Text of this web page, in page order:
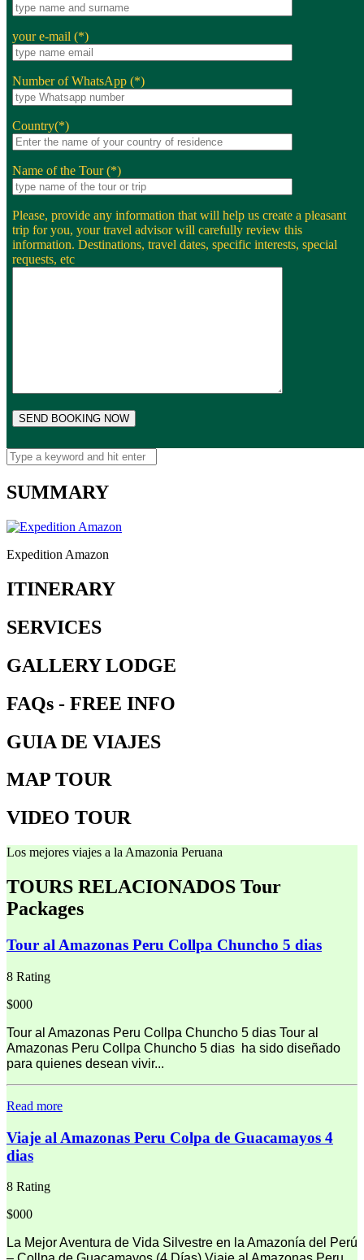
your e-mail (*)
Number of WhatsApp (*)
Country(*)
Name of the Tour (*)
Please, provide any information that will help us create a pleasant
trip for you, your travel advisor will carefully review this
information. Destinations, travel dates, specific interests, special
requests, etc
SUMMARY
Expedition Amazon
ITINERARY
SERVICES
GALLERY LODGE
FAQs - FREE INFO
GUIA DE VIAJES
MAP TOUR
VIDEO TOUR
Los mejores viajes a la Amazonia Peruana
TOURS RELACIONADOS Tour
Packages
Tour al Amazonas Peru Collpa Chuncho 5 dias
8 Rating
$000
Tour al Amazonas Peru Collpa Chuncho 5 dias Tour al
Amazonas Peru Collpa Chuncho 5 dias ha sido diseñado
para quienes desean vivir...
Read more
Viaje al Amazonas Peru Colpa de Guacamayos 4
dias
8 Rating
$000
La Mejor Aventura de Vida Silvestre en la Amazonía del Perú